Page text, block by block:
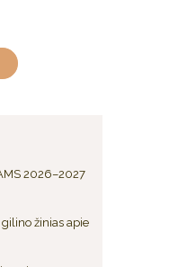
2026–2027
žinias apie